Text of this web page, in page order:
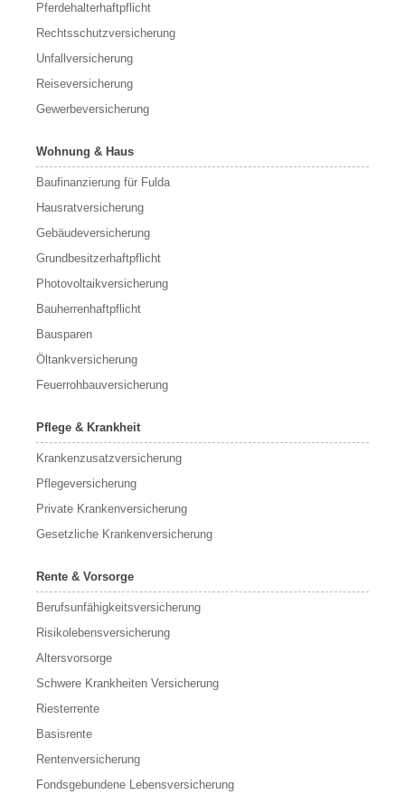
Pferdehalterhaftpflicht
Rechtsschutzversicherung
Unfallversicherung
Reiseversicherung
Gewerbeversicherung
Wohnung & Haus
Baufinanzierung für Fulda
Hausratversicherung
Gebäudeversicherung
Grundbesitzerhaftpflicht
Photovoltaikversicherung
Bauherrenhaftpflicht
Bausparen
Öltankversicherung
Feuerrohbauversicherung
Pflege & Krankheit
Krankenzusatzversicherung
Pflegeversicherung
Private Krankenversicherung
Gesetzliche Krankenversicherung
Rente & Vorsorge
Berufs­unfähigkeitsversicherung
Risikolebensversicherung
Altersvorsorge
Schwere Krankheiten Versicherung
Riesterrente
Basisrente
Rentenversicherung
Fondsgebundene Lebensversicherung